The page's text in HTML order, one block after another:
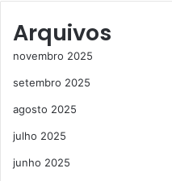
Arquivos
novembro 2025
setembro 2025
agosto 2025
julho 2025
junho 2025